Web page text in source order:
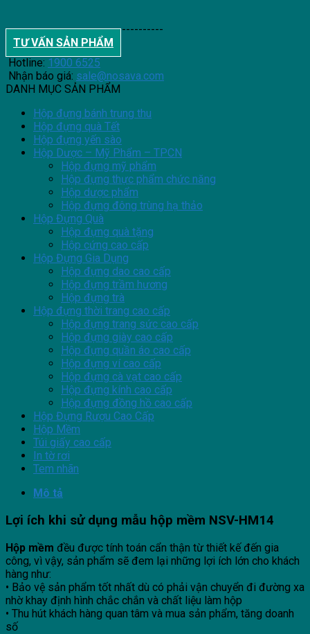
--------------------------------------
TƯ VẤN SẢN PHẨM
Hotline: 1900 6525
Nhận báo giá: sale@nosava.com
DANH MỤC SẢN PHẨM
Hộp đựng bánh trung thu
Hộp đựng quà Tết
Hộp đựng yến sào
Hộp Dược – Mỹ Phẩm – TPCN
Hộp đựng mỹ phẩm
Hộp đựng thực phẩm chức năng
Hộp dược phẩm
Hộp đựng đông trùng hạ thảo
Hộp Đựng Quà
Hộp đựng quà tặng
Hộp cứng cao cấp
Hộp Đựng Gia Dụng
Hộp đựng dao cao cấp
Hộp đựng trầm hương
Hộp đựng trà
Hộp đựng thời trang cao cấp
Hộp đựng trang sức cao cấp
Hộp đựng giày cao cấp
Hộp đựng quần áo cao cấp
Hộp đựng ví cao cấp
Hộp đựng cà vạt cao cấp
Hộp đựng kính cao cấp
Hộp đựng đồng hồ cao cấp
Hộp Đựng Rượu Cao Cấp
Hộp Mềm
Túi giấy cao cấp
In tờ rơi
Tem nhãn
Mô tả
Lợi ích khi sử dụng mẫu hộp mềm NSV-HM14
Hộp mềm đều được tính toán cẩn thận từ thiết kế đến gia
công, vì vậy, sản phẩm sẽ đem lại những lợi ích lớn cho khách
hàng như:
• Bảo vệ sản phẩm tốt nhất dù có phải vận chuyển đi đường xa
nhờ khay định hình chắc chắn và chất liệu làm hộp
• Thu hút khách hàng quan tâm và mua sản phẩm, tăng doanh
số